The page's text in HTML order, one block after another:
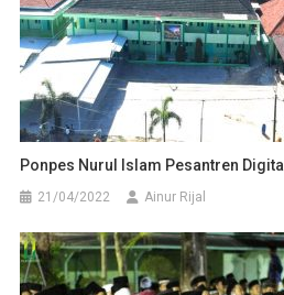
Ponpes Nurul Islam Pesantren Digital
21/04/2022 Ainur Rijal